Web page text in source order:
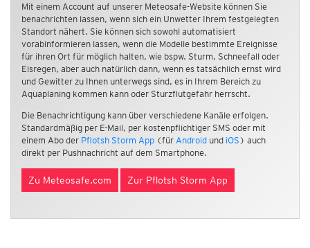
Mit einem Account auf unserer Meteosafe-Website können Sie
benachrichten lassen, wenn sich ein Unwetter Ihrem festgelegten
Standort nähert. Sie können sich sowohl automatisiert
vorabinformieren lassen, wenn die Modelle bestimmte Ereignisse
für ihren Ort für möglich halten, wie bspw. Sturm, Schneefall oder
Eisregen, aber auch natürlich dann, wenn es tatsächlich ernst wird
und Gewitter zu Ihnen unterwegs sind, es in Ihrem Bereich zu
Aquaplaning kommen kann oder Sturzflutgefahr herrscht.
Die Benachrichtigung kann über verschiedene Kanäle erfolgen.
Standardmäßig per E-Mail, per kostenpflichtiger SMS oder mit
einem Abo der Pflotsh Storm App (für Android und iOS ) auch
direkt per Pushnachricht auf dem Smartphone.
Zu Meteosafe.com Zur Pflotsh Storm App